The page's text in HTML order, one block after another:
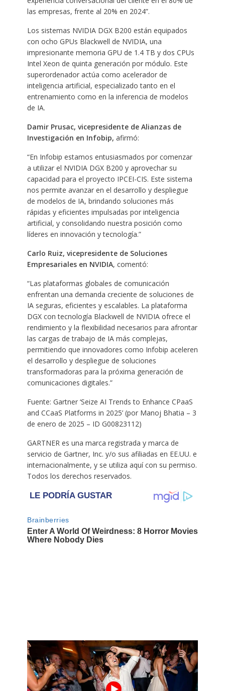
las empresas, frente al 20% en 2024”.
Los sistemas NVIDIA DGX B200 están equipados
con ocho GPUs Blackwell de NVIDIA, una
impresionante memoria GPU de 1.4 TB y dos CPUs
Intel Xeon de quinta generación por módulo. Este
superordenador actúa como acelerador de
inteligencia artificial, especializado tanto en el
entrenamiento como en la inferencia de modelos
de IA.
Damir Prusac, vicepresidente de Alianzas de
Investigación en Infobip, afirmó:
“En Infobip estamos entusiasmados por comenzar
a utilizar el NVIDIA DGX B200 y aprovechar su
capacidad para el proyecto IPCEI-CIS. Este sistema
nos permite avanzar en el desarrollo y despliegue
de modelos de IA, brindando soluciones más
rápidas y eficientes impulsadas por inteligencia
artificial, y consolidando nuestra posición como
líderes en innovación y tecnología.”
Carlo Ruiz, vicepresidente de Soluciones
Empresariales en NVIDIA, comentó:
“Las plataformas globales de comunicación
enfrentan una demanda creciente de soluciones de
IA seguras, eficientes y escalables. La plataforma
DGX con tecnología Blackwell de NVIDIA ofrece el
rendimiento y la flexibilidad necesarios para afrontar
las cargas de trabajo de IA más complejas,
permitiendo que innovadores como Infobip aceleren
el desarrollo y despliegue de soluciones
transformadoras para la próxima generación de
comunicaciones digitales.”
Fuente: Gartner ‘Seize AI Trends to Enhance CPaaS
and CCaaS Platforms in 2025’ (por Manoj Bhatia – 3
de enero de 2025 – ID G00823112)
GARTNER es una marca registrada y marca de
servicio de Gartner, Inc. y/o sus afiliadas en EE.UU. e
internacionalmente, y se utiliza aquí con su permiso.
Todos los derechos reservados.